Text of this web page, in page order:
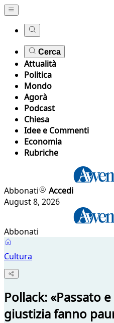
Cerca
Attualità
Politica
Mondo
Agorà
Podcast
Chiesa
Idee e Commenti
Economia
Rubriche
Abbonati
Accedi
August 8, 2026
Abbonati
Cultura
Pollack: «Passato
giustizia fanno